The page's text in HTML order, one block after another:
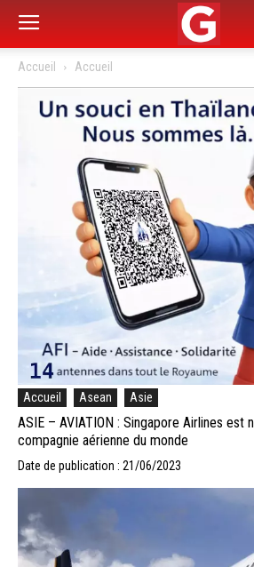
Accueil Accueil
Accueil Asean Asie
ASIE – AVIATION : Singapore Airlines est
compagnie aérienne du monde
Date de publication : 21/06/2023